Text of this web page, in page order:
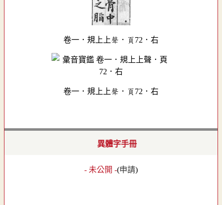
卷一．規上上聲．頁72．右
卷一．規上上聲．頁72．右
異體字手冊
- 未公開 -(申請)